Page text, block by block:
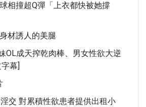
相撞超Q彈「上衣都快被她撐
材誘人的美腿
OL成天搾乾肉棒、男女性欲大逆
幕]
交 對累積性欲患者提供出租小